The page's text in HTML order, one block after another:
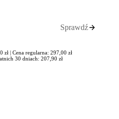
Sprawdź
zł | Cena regularna: 297,00 zł
30 dniach: 207,90 zł